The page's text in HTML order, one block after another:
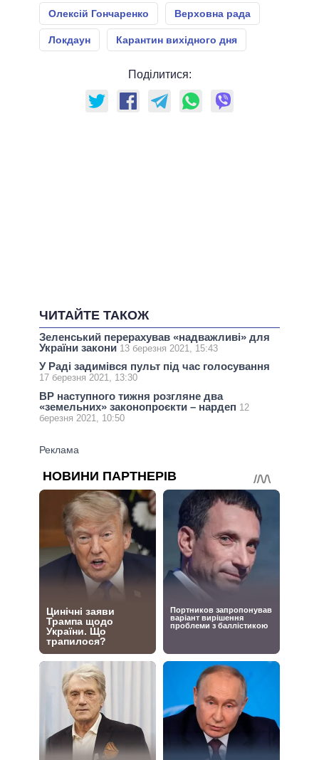
Олексій Гончаренко Верховна рада
Локдаун Карантин вихідного дня
Поділитися:
ЧИТАЙТЕ ТАКОЖ
Зеленський перерахував «надважливі» для
України закони 13 березня 2021, 15:43
У Раді задимівся пульт під час голосування
17 березня 2021, 13:30
ВР наступного тижня розгляне два
«земельних» законопроєкти – нардеп 12
березня 2021, 10:50